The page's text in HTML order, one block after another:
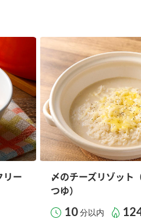
おすしの素 炊き込みご飯の素
社会貢献
セ
す。
切にして
ン宣言」
各部門の
紹介しま
お
取
ミ
お
つ
す。
リー
〆のチーズリゾット
つゆ）
10分以内